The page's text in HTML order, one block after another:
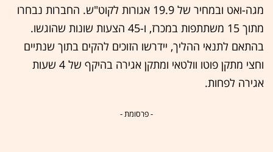
מגה-ואט ובמחיר של 19.9 אגורות לקוט"ש. החברות נבחרו
מתוך 15 משתתפות במכרז, ו-45 הצעות שונות שהוגשו.
בהתאם לתנאי ההליך, יידרשו הזוכים להקים בתוך שנתיים
וחצי מתקן פוטו וולטאי ומתקן אגירה בהיקף של 4 שעות
אגירה לפחות.
- פרסומת -